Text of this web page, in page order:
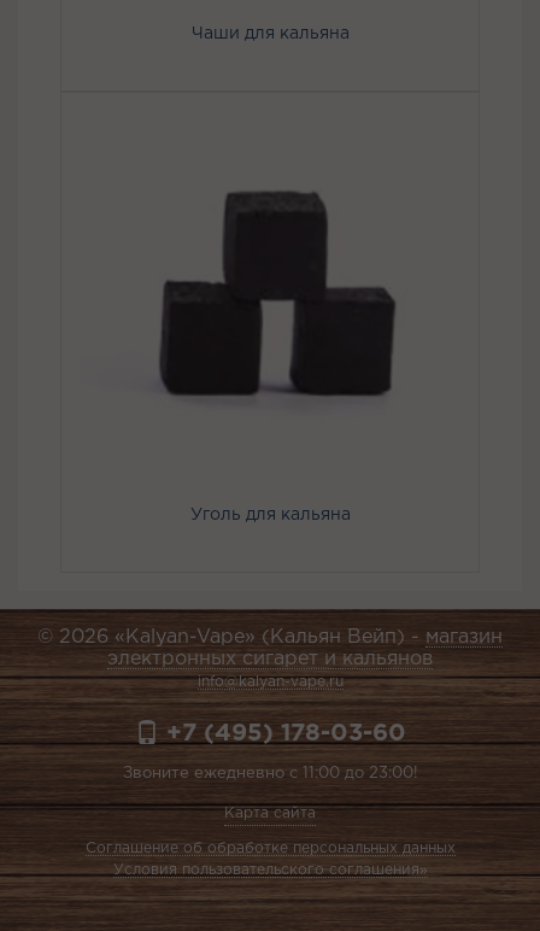
Чаши для кальяна
Уголь для кальяна
© 2026 «Kalyan-Vape» (Кальян Вейп) - магазин
электронных сигарет и кальянов
info@kalyan-vape.ru
+7 (495) 178-03-60
Звоните ежедневно с 11:00 до 23:00!
Карта сайта
Соглашение об обработке персональных данных
Условия пользовательского соглашения»